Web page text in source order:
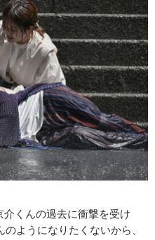
くんの過去に衝撃を受け
ようになりたくないから、